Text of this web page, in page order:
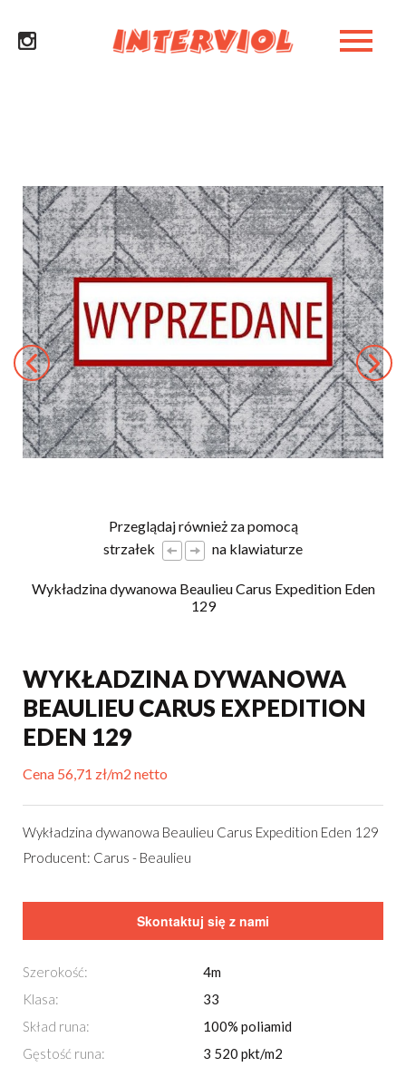
Przeglądaj również za pomocą
strzałek
na klawiaturze
Wykładzina dywanowa Beaulieu Carus Expedition Eden
129
WYKŁADZINA DYWANOWA
BEAULIEU CARUS EXPEDITION
EDEN 129
Cena 56,71 zł/m2 netto
Wykładzina dywanowa Beaulieu Carus Expedition Eden 129
Producent: Carus - Beaulieu
Skontaktuj się z nami
Szerokość:
4m
Klasa:
33
Skład runa:
100% poliamid
Gęstość runa:
3 520 pkt/m2